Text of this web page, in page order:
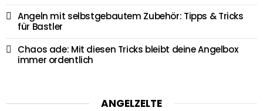
Angeln mit selbstgebautem Zubehör: Tipps & Tricks
für Bastler
Chaos ade: Mit diesen Tricks bleibt deine Angelbox
immer ordentlich
ANGELZELTE